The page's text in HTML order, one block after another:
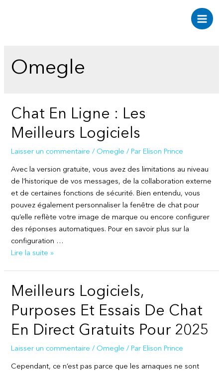
Main
Omegle
Chat En Ligne : Les
Meilleurs Logiciels
Laisser un commentaire / Omegle / Par Elison Prince
Avec la version gratuite, vous avez des limitations au niveau
de l’historique de vos messages, de la collaboration externe
et de certaines fonctions de sécurité. Bien entendu, vous
pouvez également personnaliser la fenêtre de chat pour
qu’elle reflète votre image de marque ou encore configurer
des réponses automatiques. Pour en savoir plus sur la
configuration …
Chat
Meilleurs
Logiciels
Lire la suite »
Meilleurs Logiciels,
Purposes Et Essais De Chat
En Direct Gratuits Pour 2025
Laisser un commentaire / Omegle / Par Elison Prince
Cependant, ce n’est pas parce que les arnaques ne sont